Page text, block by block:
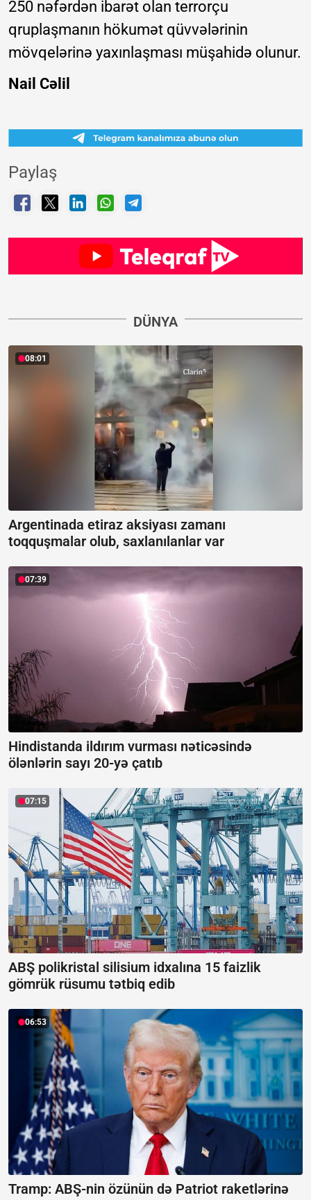
250 nəfərdən ibarət olan terrorçu
qruplaşmanın hökumət qüvvələrinin
mövqelərinə yaxınlaşması müşahidə olunur.
Nail Cəlil
Paylaş
DÜNYA
08:01
Argentinada etiraz aksiyası zamanı
toqquşmalar olub, saxlanılanlar var
07:39
Hindistanda ildırım vurması nəticəsində
ölənlərin sayı 20-yə çatıb
07:15
ABŞ polikristal silisium idxalına 15 faizlik
gömrük rüsumu tətbiq edib
06:53
Tramp: ABŞ-nin özünün də Patriot raketlərinə